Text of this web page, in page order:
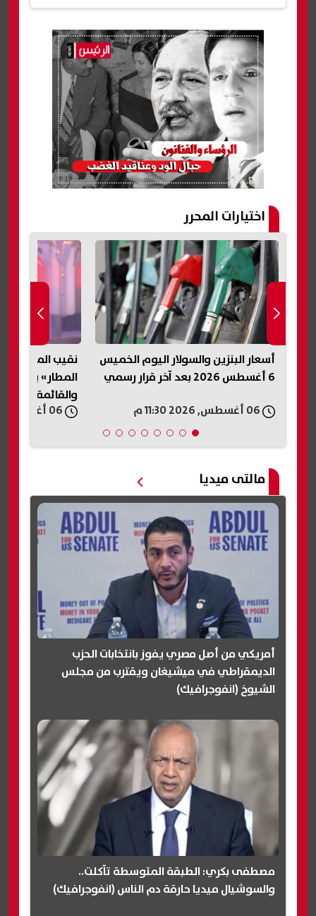
اختيارات المحرر
أسعار البنزين والسولار اليوم الخميس
6 أغسطس 2026 بعد آخر قرار رسمي
نقيب
المطار» يعكس
والقائمة تحفظ
مالتى ميديا
أمريكي من أصل مصري يفوز بانتخابات الحزب
الديمقراطي في ميشيغان ويقترب من مجلس
الشيوخ (انفوجرافيك)
مصطفى بكري: الطبقة المتوسطة تآكلت..
والسوشيال ميديا حارقة دم الناس (انفوجرافيك)